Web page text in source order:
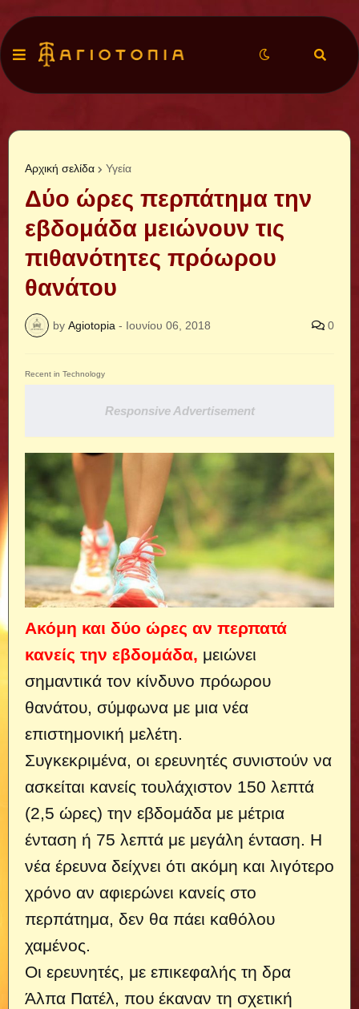
Αρχική σελίδα Υγεία
Δύο ώρες περπάτημα την
εβδομάδα μειώνουν τις
πιθανότητες πρόωρου
θανάτου
by Agiotopia - Ιουνίου 06, 2018 0
Recent in Technology
Responsive Advertisement
Ακόμη και δύο ώρες αν περπατά
κανείς την εβδομάδα, μειώνει
σημαντικά τον κίνδυνο πρόωρου
θανάτου, σύμφωνα με μια νέα
επιστημονική μελέτη.
Συγκεκριμένα, οι ερευνητές συνιστούν να
ασκείται κανείς τουλάχιστον 150 λεπτά
(2,5 ώρες) την εβδομάδα με μέτρια
ένταση ή 75 λεπτά με μεγάλη ένταση. Η
νέα έρευνα δείχνει ότι ακόμη και λιγότερο
χρόνο αν αφιερώνει κανείς στο
περπάτημα, δεν θα πάει καθόλου
χαμένος.
Οι ερευνητές, με επικεφαλής τη δρα
Άλπα Πατέλ, που έκαναν τη σχετική